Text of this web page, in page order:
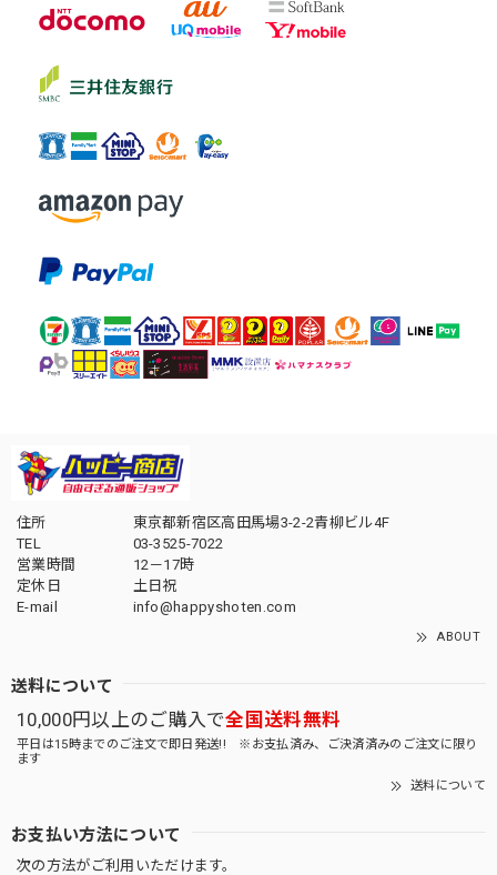
住所
東京都新宿区高田馬場3-2-2青柳ビル4F
TEL
03-3525-7022
営業時間
12－17時
定休日
土日祝
E-mail
info@happyshoten.com
ABOUT
送料について
10,000円以上のご購入で全国送料無料
平日は15時までのご注文で即日発送!! ※お支払済み、ご決済済みのご注文に限り
ます
送料について
お支払い方法について
次の方法がご利用いただけます。